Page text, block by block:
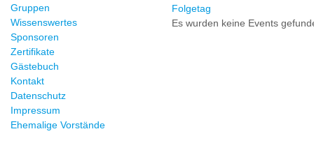
Gruppen
Wissenswertes
Sponsoren
Zertifikate
Gästebuch
Kontakt
Datenschutz
Impressum
Ehemalige Vorstände
Folgetag
Es wurden keine Events